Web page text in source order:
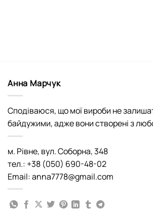
Анна Марчук
Сподіваюся, що мої вироби не
байдужими, адже вони створені з
м. Рівне, вул. Соборна, 348
тел.: +38 (050) 690-48-02
Email: anna7778@gmail.com